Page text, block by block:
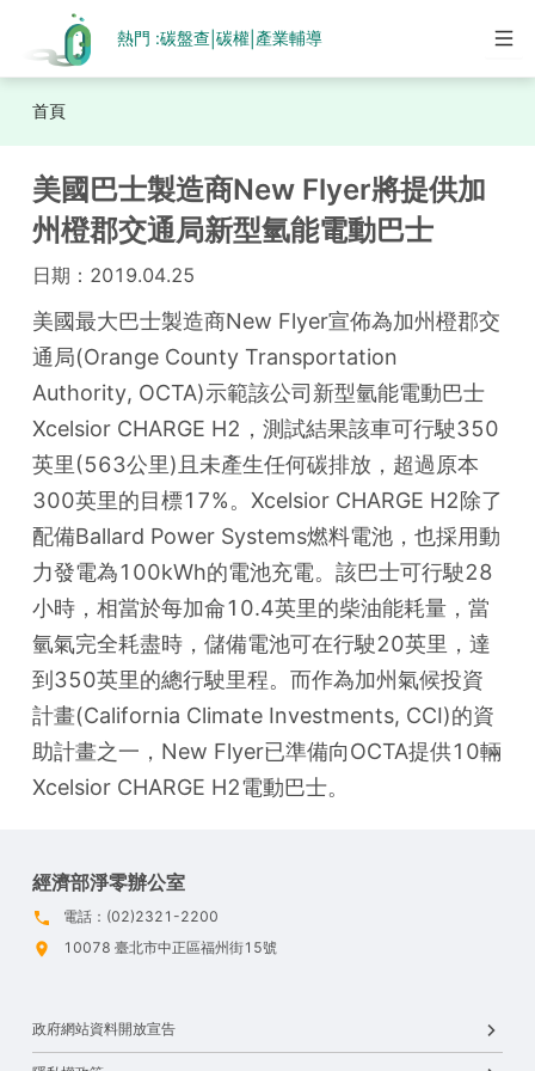
熱門 :碳盤查 碳權| 產業輔導
首頁
美國巴士製造商New Flyer將提供加
州橙郡交通局新型氫能電動巴士
日期： 2019.04.25
美國最大巴士製造商New Flyer宣佈為加州橙郡交
通局(Orange County Transportation
Authority, OCTA)示範該公司新型氫能電動巴士
Xcelsior CHARGE H2，測試結果該車可行駛350
英里(563公里)且未產生任何碳排放，超過原本
300英里的目標17%。Xcelsior CHARGE H2除了
配備Ballard Power Systems燃料電池，也採用動
力發電為100kWh的電池充電。該巴士可行駛28
小時，相當於每加侖10.4英里的柴油能耗量，當
氫氣完全耗盡時，儲備電池可在行駛20英里，達
到350英里的總行駛里程。而作為加州氣候投資
計畫(California Climate Investments, CCI)的資
助計畫之一，New Flyer已準備向OCTA提供10輛
Xcelsior CHARGE H2電動巴士。
經濟部淨零辦公室
電話：(02)2321-2200
10078 臺北市中正區福州街15號
政府網站資料開放宣告